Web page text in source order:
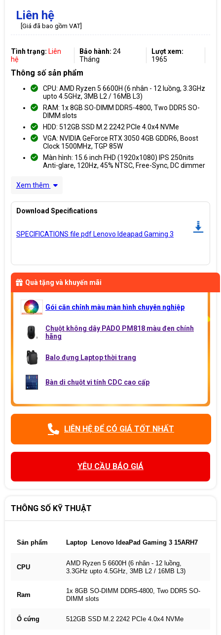
Liên hệ
[Giá đã bao gồm VAT]
Tình trạng: Liên
hệ
Bảo hành: 24
Tháng
Lượt xem:
1965
Thông số sản phẩm
CPU: AMD Ryzen 5 6600H (6 nhân - 12 luồng, 3.3GHz
upto 4.5GHz, 3MB L2 / 16MB L3)
RAM: 1x 8GB SO-DIMM DDR5-4800, Two DDR5 SO-
DIMM slots
HDD: 512GB SSD M.2 2242 PCIe 4.0x4 NVMe
VGA: NVIDIA GeForce RTX 3050 4GB GDDR6, Boost
Clock 1500MHz, TGP 85W
Màn hình: 15.6 inch FHD (1920x1080) IPS 250nits
Anti-glare, 120Hz, 45% NTSC, Free-Sync, DC dimmer
Xem thêm
Download Specifications
SPECIFICATIONS file pdf Lenovo Ideapad Gaming 3
Quà tặng và khuyến mãi
Gói căn chỉnh màu màn hình chuyên nghiệp
Chuột không dây PADO PM818 màu đen chính
hãng
Balo đựng Laptop thời trang
Bàn di chuột vi tính CDC cao cấp
LIÊN HỆ ĐỂ CÓ GIÁ TỐT NHẤT
YÊU CẦU BÁO GIÁ
THÔNG SỐ KỸ THUẬT
Sản phẩm Laptop Lenovo IdeaPad Gaming 3 15ARH7
CPU
AMD Ryzen 5 6600H (6 nhân - 12 luồng,
3.3GHz upto 4.5GHz, 3MB L2 / 16MB L3)
Ram
1x 8GB SO-DIMM DDR5-4800, Two DDR5 SO-
DIMM slots
Ổ cứng 512GB SSD M.2 2242 PCIe 4.0x4 NVMe